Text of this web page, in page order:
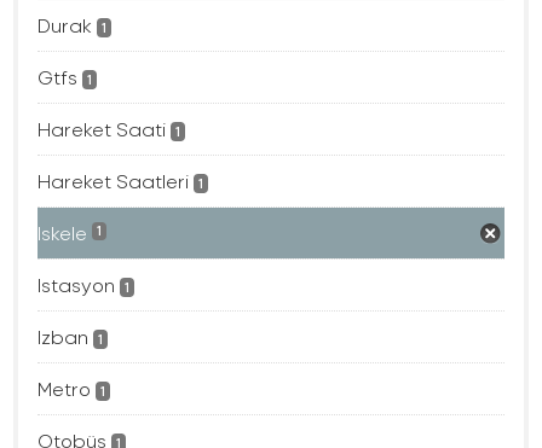
Durak 1
Gtfs 1
Hareket Saati 1
Hareket Saatleri 1
Iskele 1
Istasyon 1
Izban 1
Metro 1
Otobüs 1